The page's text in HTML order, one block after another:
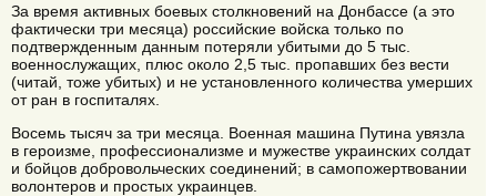
За время активных боевых столкновений на Донбассе (а это
фактически три месяца) российские войска только по
подтвержденным данным потеряли убитыми до 5 тыс.
военнослужащих, плюс около 2,5 тыс. пропавших без вести
(читай, тоже убитых) и не установленного количества умерших
от ран в госпиталях.
Восемь тысяч за три месяца. Военная машина Путина увязла
в героизме, профессионализме и мужестве украинских солдат
и бойцов добровольческих соединений; в самопожертвовании
волонтеров и простых украинцев.